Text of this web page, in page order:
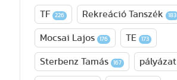
TF 226 Rekreáció Tanszék 183
Mocsai Lajos 176 TE 173
Sterbenz Tamás 167 pályázat